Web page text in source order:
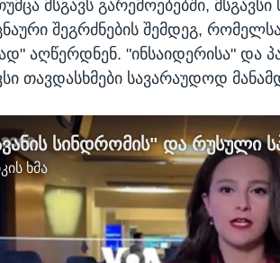
მსგავს გარემოებებში,
შეგრძნების შემდეგ,
აღწერდნენ. "ინსაიდერისა" და
თავდასხმები სავარაუდოდ
ხმა